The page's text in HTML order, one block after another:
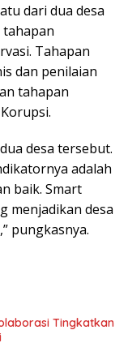
dari dua desa
Tahapan
dan penilaian
tahapan
desa tersebut.
adalah
baik. Smart
menjadikan desa
pungkasnya.
Tingkatkan